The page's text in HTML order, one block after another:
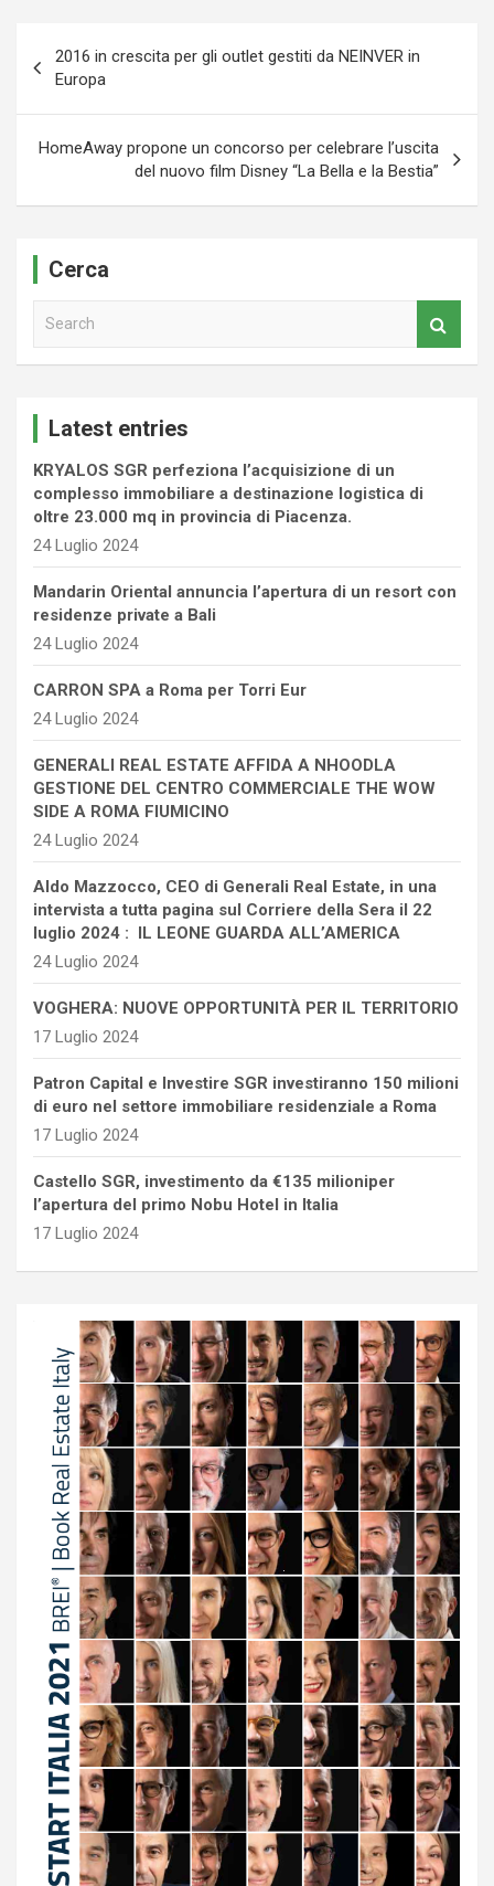
articoli
2016 in crescita per gli outlet gestiti da NEINVER in
Europa
HomeAway propone un concorso per celebrare l’uscita
del nuovo film Disney “La Bella e la Bestia”
Cerca
Latest entries
KRYALOS SGR perfeziona l’acquisizione di un
complesso immobiliare a destinazione logistica di
oltre 23.000 mq in provincia di Piacenza.
24 Luglio 2024
Mandarin Oriental annuncia l’apertura di un resort con
residenze private a Bali
24 Luglio 2024
CARRON SPA a Roma per Torri Eur
24 Luglio 2024
GENERALI REAL ESTATE AFFIDA A NHOODLA
GESTIONE DEL CENTRO COMMERCIALE THE WOW
SIDE A ROMA FIUMICINO
24 Luglio 2024
Aldo Mazzocco, CEO di Generali Real Estate, in una
intervista a tutta pagina sul Corriere della Sera il 22
luglio 2024 : IL LEONE GUARDA ALL’AMERICA
24 Luglio 2024
VOGHERA: NUOVE OPPORTUNITÀ PER IL TERRITORIO
17 Luglio 2024
Patron Capital e Investire SGR investiranno 150 milioni
di euro nel settore immobiliare residenziale a Roma
17 Luglio 2024
Castello SGR, investimento da €135 milioniper
l’apertura del primo Nobu Hotel in Italia
17 Luglio 2024